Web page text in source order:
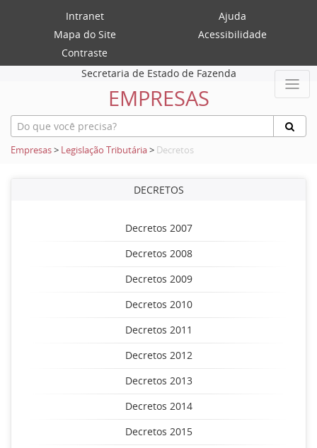
Intranet
Ajuda
Mapa do Site
Acessibilidade
Contraste
Secretaria de Estado de Fazenda
EMPRESAS
Empresas> Legislação Tributária> Decretos
DECRETOS
Decretos 2007
Decretos 2008
Decretos 2009
Decretos 2010
Decretos 2011
Decretos 2012
Decretos 2013
Decretos 2014
Decretos 2015